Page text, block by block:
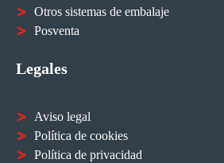
Otros sistemas de embalaje
Posventa
Legales
Aviso legal
Política de cookies
Política de privacidad